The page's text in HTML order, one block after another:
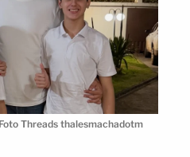
Threads thalesmachadotm